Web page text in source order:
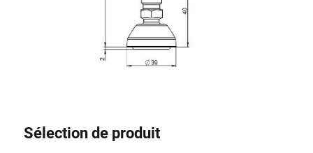
Sélection de produit